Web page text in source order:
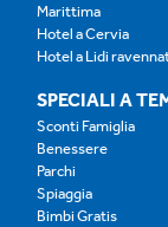
Marittima
Hotel a Cervia
Hotel a Lidi
SPECIALI A
Sconti Famiglia
Benessere
Parchi
Spiaggia
Bimbi Gratis